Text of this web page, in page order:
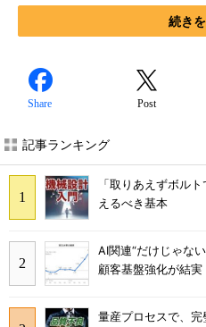
続き
Share Post
記事ランキング
「取りあえずボル
えるべき基本
AI関連“だけじゃな
顧客基盤強化が結実
量産プロセスで、完